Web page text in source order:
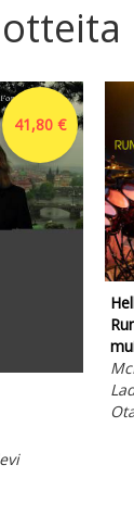
41,80 €